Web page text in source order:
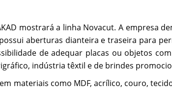
mostrará a linha Novacut. A empresa
aberturas dianteira e traseira para
de adequar placas ou objetos
indústria têxtil e de brindes
materiais como MDF, acrílico, couro,